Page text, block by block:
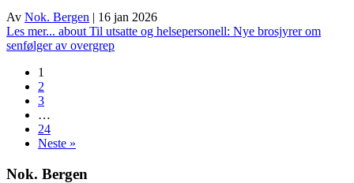
Av Nok. Bergen | 16 jan 2026
Les mer... about Til utsatte og helsepersonell: Nye brosjyrer om
senfølger av overgrep
1
2
3
…
24
Neste »
Nok. Bergen